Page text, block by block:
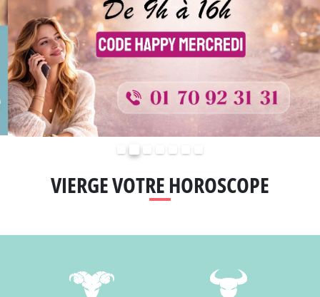
VIERGE VOTRE HOROSCOPE